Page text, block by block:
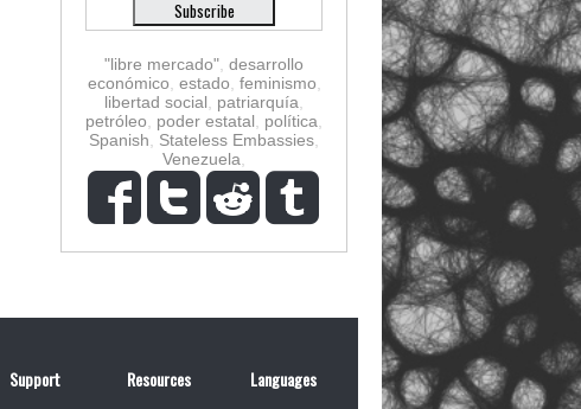
"libre mercado" desarrollo
económico estado feminismo
libertad social
patriarquía
petróleo
poder estatal política
Spanish
Stateless Embassies
Venezuela
Support Resources Languages